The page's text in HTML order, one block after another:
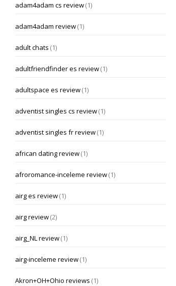
adam4adam cs review(1)
adam4adam review(1)
adult chats (1)
adultfriendfinder es review(1)
adultspace es review(1)
adventist singles cs review(1)
adventist singles fr review(1)
african dating review(1)
afroromance-inceleme review(1)
airg es review(1)
airg review(2)
airg_NL review(1)
airg-inceleme review(1)
Akron+OH+Ohio reviews (1)